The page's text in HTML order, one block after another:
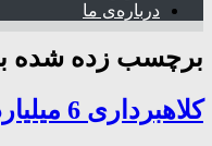
درباره‌ی ما
برچسب زده شده
کلاهبرداری 6 میلیاردی به بهانه وام خانگی